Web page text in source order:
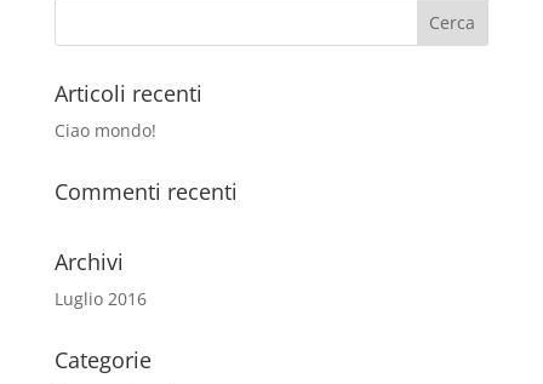
Articoli recenti
Ciao mondo!
Commenti recenti
Archivi
Luglio 2016
Categorie